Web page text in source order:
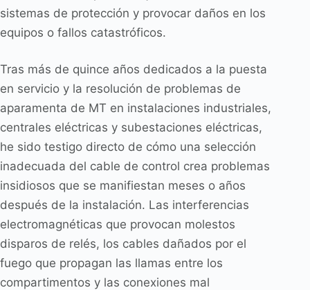
sistemas de protección y provocar daños en los
equipos o fallos catastróficos.
Tras más de quince años dedicados a la puesta
en servicio y la resolución de problemas de
aparamenta de MT en instalaciones industriales,
centrales eléctricas y subestaciones eléctricas,
he sido testigo directo de cómo una selección
inadecuada del cable de control crea problemas
insidiosos que se manifiestan meses o años
después de la instalación. Las interferencias
electromagnéticas que provocan molestos
disparos de relés, los cables dañados por el
fuego que propagan las llamas entre los
compartimentos y las conexiones mal